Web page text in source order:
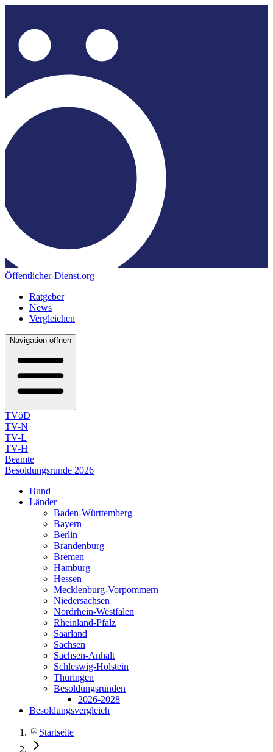
Öffentlicher-Dienst.org
Ratgeber
News
Vergleichen
Navigation öffnen
TVöD
TV-N
TV-L
TV-H
Beamte
Besoldungsrunde 2026
Bund
Länder
Baden-Württemberg
Bayern
Berlin
Brandenburg
Bremen
Hamburg
Hessen
Mecklenburg-Vorpommern
Niedersachsen
Nordrhein-Westfalen
Rheinland-Pfalz
Saarland
Sachsen
Sachsen-Anhalt
Schleswig-Holstein
Thüringen
Besoldungsrunden
2026-2028
Besoldungsvergleich
Startseite